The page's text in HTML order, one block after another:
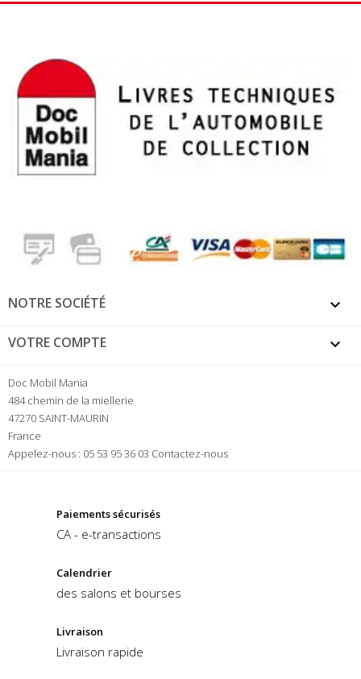
NOTRE SOCIÉTÉ 
VOTRE COMPTE 
Doc Mobil Mania
484 chemin de la miellerie
47270 SAINT-MAURIN
France
Appelez-nous : 05 53 95 36 03 Contactez-nous
Paiements sécurisés
CA - e-transactions
Calendrier
des salons et bourses
Livraison
Livraison rapide